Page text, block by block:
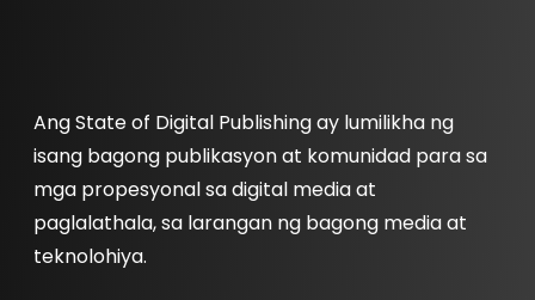
Ang State of Digital Publishing ay lumilikha ng
isang bagong publikasyon at komunidad para sa
mga propesyonal sa digital media at
paglalathala, sa larangan ng bagong media at
teknolohiya.